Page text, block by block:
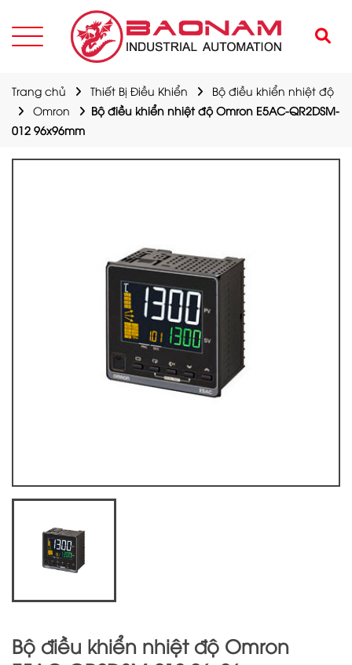
Trang chủ Thiết Bị Điều Khiển
Bộ điều khiển nhiệt độ
Omron
Bộ điều khiển nhiệt độ Omron E5AC-QR2DSM-
012 96x96mm
Bộ điều khiển nhiệt độ Omron